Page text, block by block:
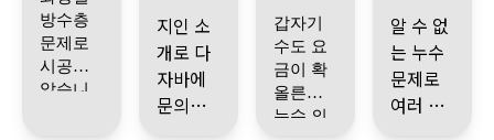
방수층
문제로
시공받
았습니
지인 소
개로 다
자바에
문의했
갑자기
수도 요
금이 확
올른게
누수 의
알 수 없
는 누수
문제로
여러 업